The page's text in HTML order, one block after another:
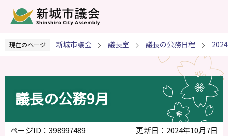
ペ
の
現在のページ 新城市議会 議長室 議長の公務日程
議長の公務9月
ページID：398997489 更新日：2024年10月7日